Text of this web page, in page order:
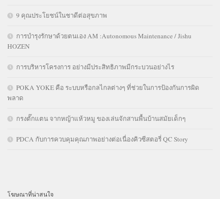
9 คุณประโยชน์ในชาดีต่อสุขภาพ
การบำรุงรักษาด้วยตนเอง AM :Autonomous Maintenance / Jishu
HOZEN
การบริหารโครงการ อย่างมีประสิทธิภาพมีกระบวนอย่างไร
POKA YOKE คือ ระบบหรือกลไกลต่างๆ ที่ช่วยในการป้องกันการผิด
พลาด
กรงตั๊กแตน จากหญ้าแห้วหมู ของเล่นจักสานพื้นบ้านสมัยเด็กๆ
PDCA กับการควบคุมคุณภาพอย่างต่อเนื่องคิวซีสตอรี่ QC Story
โฆษณาที่น่าสนใจ